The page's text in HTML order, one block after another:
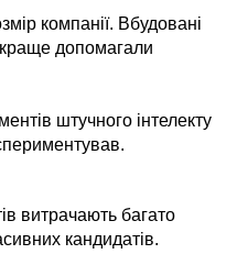
компанії. Вбудовані
допомагали
штучного інтелекту
витрачають багато
кандидатів.